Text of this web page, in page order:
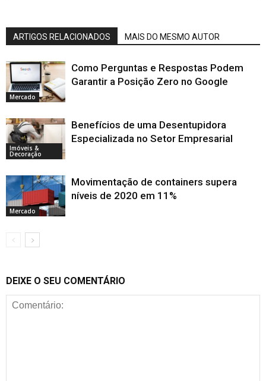
ARTIGOS RELACIONADOS MAIS DO MESMO AUTOR
Mercado
Como Perguntas e Respostas Podem
Garantir a Posição Zero no Google
Imóveis &
Decoração
Benefícios de uma Desentupidora
Especializada no Setor Empresarial
Mercado
Movimentação de containers supera
níveis de 2020 em 11%
DEIXE O SEU COMENTÁRIO